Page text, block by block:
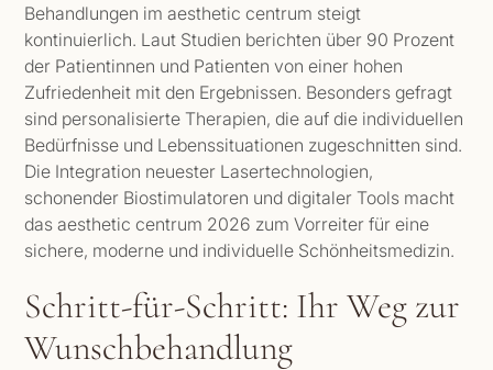
Behandlungen im aesthetic centrum steigt
kontinuierlich. Laut Studien berichten über 90 Prozent
der Patientinnen und Patienten von einer hohen
Zufriedenheit mit den Ergebnissen. Besonders gefragt
sind personalisierte Therapien, die auf die individuellen
Bedürfnisse und Lebenssituationen zugeschnitten sind.
Die Integration neuester Lasertechnologien,
schonender Biostimulatoren und digitaler Tools macht
das aesthetic centrum 2026 zum Vorreiter für eine
sichere, moderne und individuelle Schönheitsmedizin.
Schritt-für-Schritt: Ihr Weg zur
Wunschbehandlung